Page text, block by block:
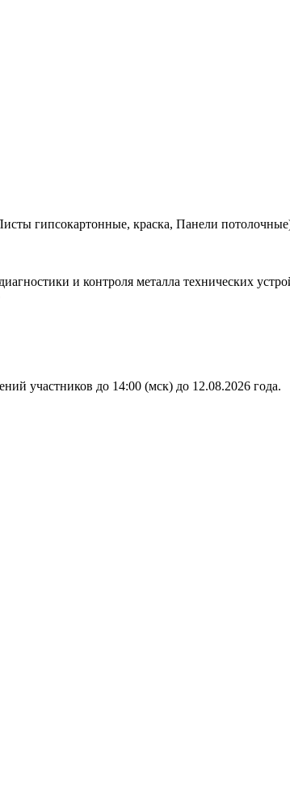
гипсокартонные, краска, Панели
и контроля металла технических
участников до 14:00 (мск) до 12.08.2026 года.